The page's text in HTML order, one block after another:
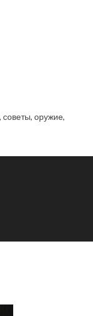
оружие,